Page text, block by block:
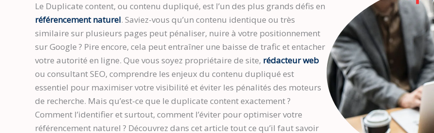
Le Duplicate content, ou contenu dupliqué, est l’un des plus grands défis en
référencement naturel. Saviez-vous qu’un contenu identique ou très
similaire sur plusieurs pages peut pénaliser, nuire à votre positionnement
sur Google ? Pire encore, cela peut entraîner une baisse de trafic et entacher
votre autorité en ligne. Que vous soyez propriétaire de site, rédacteur web
ou consultant SEO, comprendre les enjeux du contenu dupliqué est
essentiel pour maximiser votre visibilité et éviter les pénalités des moteurs
de recherche. Mais qu’est-ce que le duplicate content exactement ?
Comment l’identifier et surtout, comment l’éviter pour optimiser votre
référencement naturel ? Découvrez dans cet article tout ce qu’il faut savoir